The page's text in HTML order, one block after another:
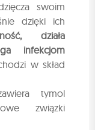
swoim
dzięki ich
działa
infekcjom
w skład
tymol
związki